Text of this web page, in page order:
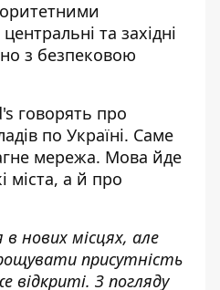
та західні
з безпековою
говорять про
по Україні. Саме
мережа. Мова йде
міста, а й про
в нових місцях, але
присутність
відкриті. З погляду